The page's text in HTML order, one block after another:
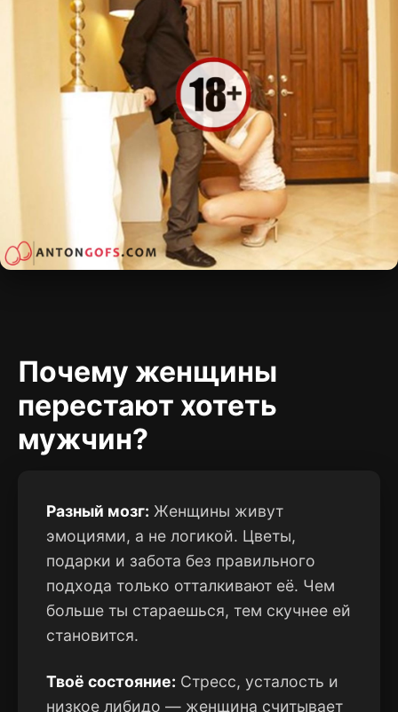
Почему женщины
перестают хотеть
мужчин?
Разный мозг: Женщины живут
эмоциями, а не логикой. Цветы,
подарки и забота без правильного
подхода только отталкивают её. Чем
больше ты стараешься, тем скучнее ей
становится.
Твоё состояние: Стресс, усталость и
низкое либидо — женщина считывает